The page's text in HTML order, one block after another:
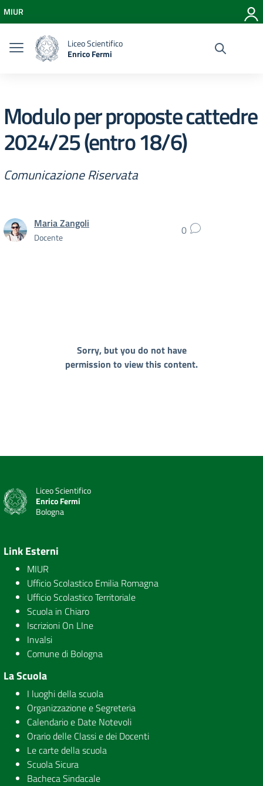
Vai al menu di navigazione
Vai al footer
MIUR
Liceo Scientifico
Enrico Fermi
Modulo per proposte cattedre
2024/25 (entro 18/6)
Comunicazione Riservata
Maria Zangoli
Docente 0
Sorry, but you do not have
permission to view this content.
Liceo Scientifico
Enrico Fermi
Bologna
Link Esterni
MIUR
Ufficio Scolastico Emilia Romagna
Ufficio Scolastico Territoriale
Scuola in Chiaro
Iscrizioni On LIne
Invalsi
Comune di Bologna
La Scuola
I luoghi della scuola
Organizzazione e Segreteria
Calendario e Date Notevoli
Orario delle Classi e dei Docenti
Le carte della scuola
Scuola Sicura
Bacheca Sindacale